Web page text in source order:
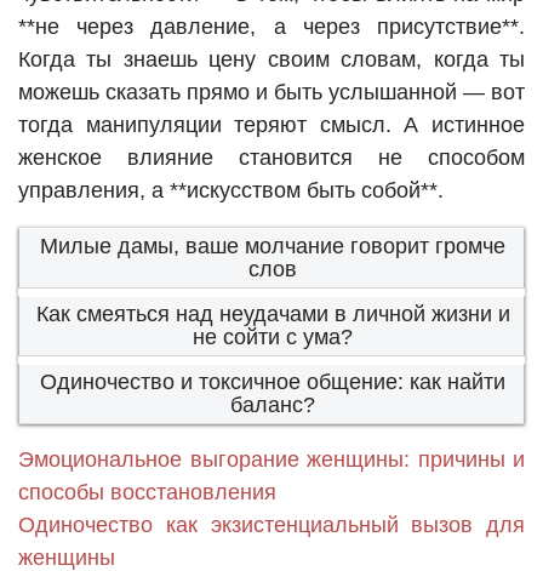
**не через давление, а через присутствие**.
Когда ты знаешь цену своим словам, когда ты
можешь сказать прямо и быть услышанной — вот
тогда манипуляции теряют смысл. А истинное
женское влияние становится не способом
управления, а **искусством быть собой**.
Милые дамы, ваше молчание говорит громче
слов
Как смеяться над неудачами в личной жизни и
не сойти с ума?
Одиночество и токсичное общение: как найти
баланс?
Эмоциональное выгорание женщины: причины и
способы восстановления
Одиночество как экзистенциальный вызов для
женщины